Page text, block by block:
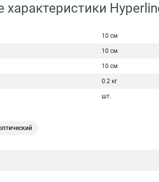
характеристики
10 см
10 см
10 см
0.2 кг
шт.